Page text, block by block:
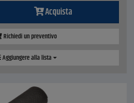
Acquista
Richiedi un preventivo
Aggiungere alla lista